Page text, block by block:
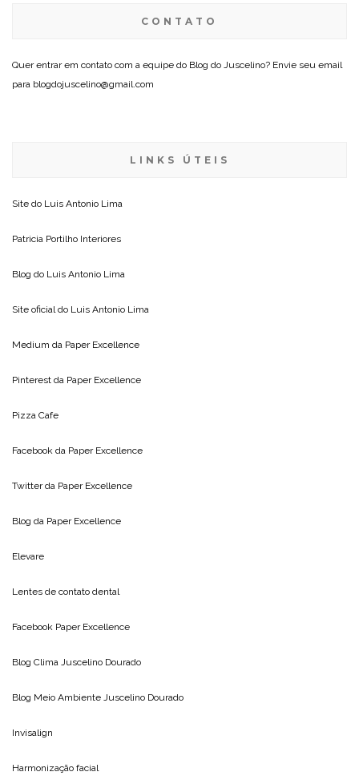
CONTATO
Quer entrar em contato com a equipe do Blog do Juscelino? Envie seu email
para blogdojuscelino@gmail.com
LINKS ÚTEIS
Site do Luis Antonio Lima
Patricia Portilho Interiores
Blog do Luis Antonio Lima
Site oficial do Luis Antonio Lima
Medium da Paper Excellence
Pinterest da Paper Excellence
Pizza Cafe
Facebook da Paper Excellence
Twitter da Paper Excellence
Blog da Paper Excellence
Elevare
Lentes de contato dental
Facebook Paper Excellence
Blog Clima Juscelino Dourado
Blog Meio Ambiente Juscelino Dourado
Invisalign
Harmonização facial